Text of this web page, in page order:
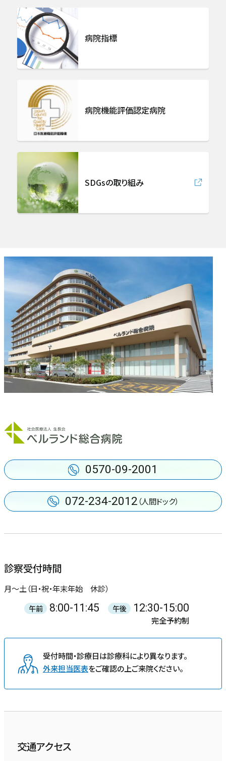
放射線治療科
総合内科
病理診断科
集中治療部
中央検査部
人工透析センター
ロボット手術センター
病院指標
病院機能評価認定病院
SDGsの取り組み
診察受付時間
月〜土（日・祝・年末年始 休診）
午前 8:00-11:45 午後 12:30-15:00
完全予約制
受付時間・診療日は診療科により異なります。
外来担当医表をご確認の上ご来院ください。
交通アクセス
0570-09-2001
072-234-2012 （人間ドック）